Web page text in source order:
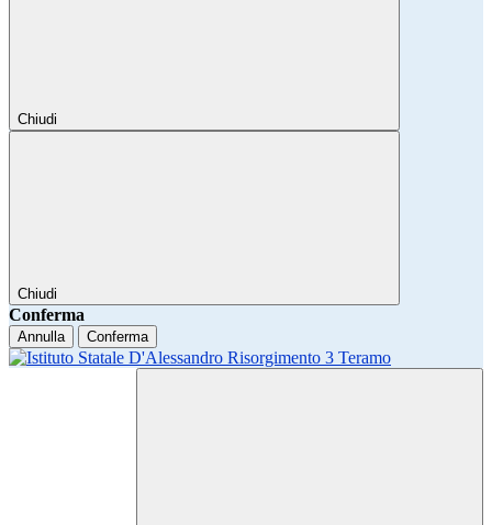
Chiudi
Chiudi
Conferma
Annulla Conferma